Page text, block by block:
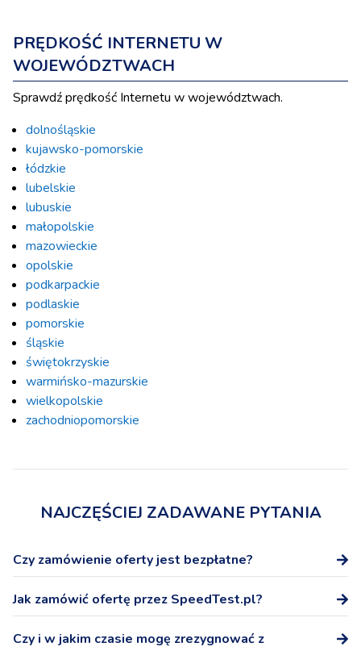
PRĘDKOŚĆ INTERNETU W
WOJEWÓDZTWACH
Sprawdź prędkość Internetu w województwach.
dolnośląskie
kujawsko-pomorskie
łódzkie
lubelskie
lubuskie
małopolskie
mazowieckie
opolskie
podkarpackie
podlaskie
pomorskie
śląskie
świętokrzyskie
warmińsko-mazurskie
wielkopolskie
zachodniopomorskie
NAJCZĘŚCIEJ ZADAWANE PYTANIA
Czy zamówienie oferty jest bezpłatne?
Tak, zamówienie oferty na stronie SpeedTest.pl nie wiąże
się z żadnymi dodatkowymi kosztami.
Jak zamówić ofertę przez SpeedTest.pl?
Po wybraniu oferty podaj numer telefonu, a przedstawicel
Czy i w jakim czasie mogę zrezygnować z